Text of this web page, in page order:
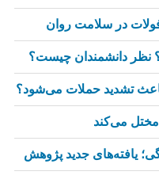
در سلامت روان
نظر دانشمندان چیست؟
تشدید حملات می‌شود؟
می‌کند
یافته‌های جدید پژوهش